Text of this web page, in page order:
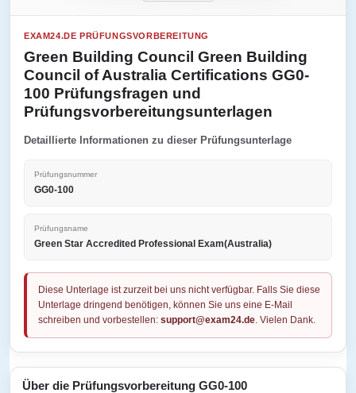
EXAM24.DE PRÜFUNGSVORBEREITUNG
Green Building Council Green Building
Council of Australia Certifications GG0-
100 Prüfungsfragen und
Prüfungsvorbereitungsunterlagen
Detaillierte Informationen zu dieser Prüfungsunterlage
Prüfungsnummer
GG0-100
Prüfungsname
Green Star Accredited Professional Exam(Australia)
Diese Unterlage ist zurzeit bei uns nicht verfügbar. Falls Sie diese
Unterlage dringend benötigen, können Sie uns eine E-Mail
schreiben und vorbestellen: support@exam24.de. Vielen Dank.
Über die Prüfungsvorbereitung GG0-100